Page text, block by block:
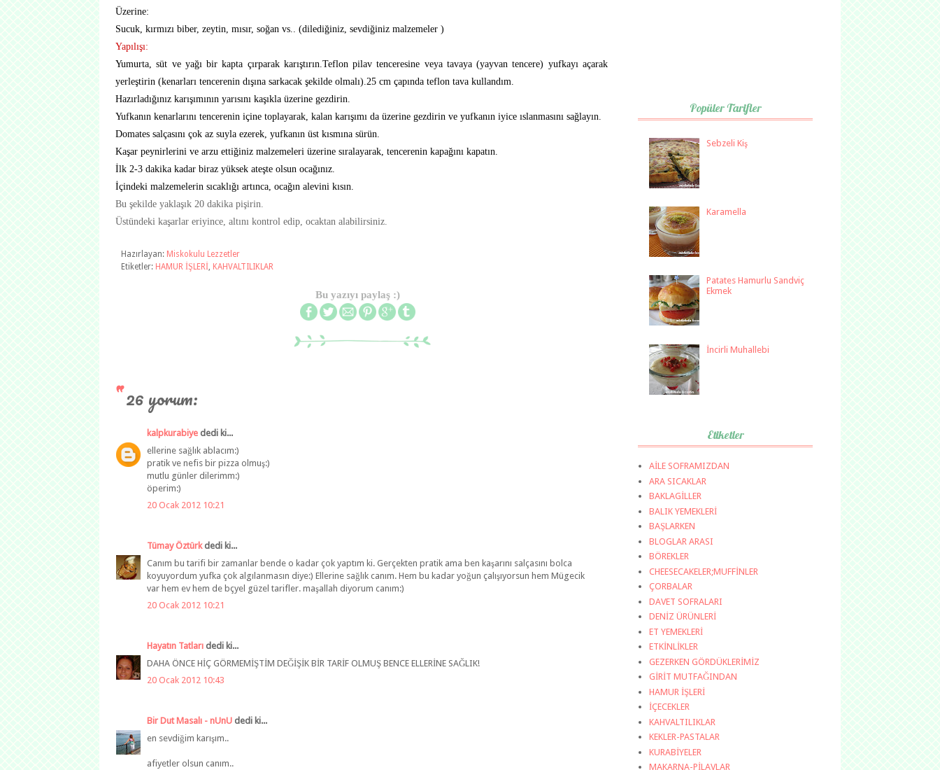
Üzerine:
Sucuk, kırmızı biber, zeytin, mısır, soğan vs.. (dilediğiniz, sevdiğiniz malzemeler )
Yapılışı:
Yumurta, süt ve yağı bir kapta çırparak karıştırın.Teflon pilav tenceresine veya tavaya (yayvan tencere) yufkayı açarak
yerleştirin (kenarları tencerenin dışına sarkacak şekilde olmalı).25 cm çapında teflon tava kullandım.
Hazırladığınız karışımının yarısını kaşıkla üzerine gezdirin.
Yufkanın kenarlarını tencerenin içine toplayarak, kalan karışımı da üzerine gezdirin ve yufkanın iyice ıslanmasını sağlayın.
Domates salçasını çok az suyla ezerek, yufkanın üst kısmına sürün.
Kaşar peynirlerini ve arzu ettiğiniz malzemeleri üzerine sıralayarak, tencerenin kapağını kapatın.
İlk 2-3 dakika kadar biraz yüksek ateşte olsun ocağınız.
İçindeki malzemelerin sıcaklığı artınca, ocağın alevini kısın.
Bu şekilde yaklaşık 20 dakika pişirin.
Üstündeki kaşarlar eriyince, altını kontrol edip, ocaktan alabilirsiniz.
Hazırlayan: Miskokulu Lezzetler
Etiketler: HAMUR İŞLERİ, KAHVALTILIKLAR
Bu yazıyı paylaş :)
26 yorum:
kalpkurabiye dedi ki...
ellerine sağlık ablacım:)
pratik ve nefis bir pizza olmuş:)
mutlu günler dilerimm:)
öperim:)
20 Ocak 2012 10:21
Tümay Öztürkdedi ki...
Canım bu tarifi bir zamanlar bende o kadar çok yaptım ki. Gerçekten pratik ama ben kaşarını salçasını bolca
koyuyordum yufka çok algılanmasın diye:) Ellerine sağlık canım. Hem bu kadar yoğun çalışıyorsun hem Mügecik
var hem ev hem de bçyel güzel tarifler. maşallah diyorum canım:)
20 Ocak 2012 10:21
Hayatın Tatları dedi ki...
DAHA ÖNCE HİÇ GÖRMEMİŞTİM DEĞİŞİK BİR TARİF OLMUŞ BENCE ELLERİNE SAĞLIK!
20 Ocak 2012 10:43
Bir Dut Masalı - nUnU dedi ki...
en sevdiğim karışım..
afiyetler olsun canım..
Popüler Tarifler
Sebzeli Kiş
Karamella
Patates Hamurlu Sandviç
Ekmek
İncirli Muhallebi
Etiketler
AİLE SOFRAMIZDAN
ARA SICAKLAR
BAKLAGİLLER
BALIK YEMEKLERİ
BAŞLARKEN
BLOGLAR ARASI
BÖREKLER
CHEESECAKELER;MUFFİNLER
ÇORBALAR
DAVET SOFRALARI
DENİZ ÜRÜNLERİ
ET YEMEKLERİ
ETKİNLİKLER
GEZERKEN GÖRDÜKLERİMİZ
GİRİT MUTFAĞINDAN
HAMUR İŞLERİ
İÇECEKLER
KAHVALTILIKLAR
KEKLER-PASTALAR
KURABİYELER
MAKARNA-PİLAVLAR